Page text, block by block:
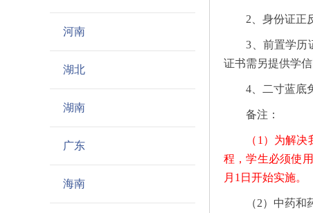
河南
湖北
湖南
广东
海南
2、身份证正反
3、前置学历证
证书需另提供学
4、二寸蓝底免
备注：
（1）为解
程，学生必须使
月1日开始实施。
（2）中药和药